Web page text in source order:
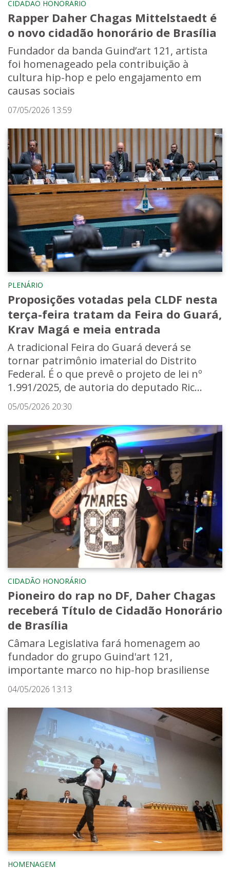
CIDADÃO HONORÁRIO
Rapper Daher Chagas Mittelstaedt é
o novo cidadão honorário de Brasília
Fundador da banda Guind’art 121, artista
foi homenageado pela contribuição à
cultura hip-hop e pelo engajamento em
causas sociais
07/05/2026 13:59
PLENÁRIO
Proposições votadas pela CLDF nesta
terça-feira tratam da Feira do Guará,
Krav Magá e meia entrada
A tradicional Feira do Guará deverá se
tornar patrimônio imaterial do Distrito
Federal. É o que prevê o projeto de lei nº
1.991/2025, de autoria do deputado Ric...
05/05/2026 20:30
CIDADÃO HONORÁRIO
Pioneiro do rap no DF, Daher Chagas
receberá Título de Cidadão Honorário
de Brasília
Câmara Legislativa fará homenagem ao
fundador do grupo Guind'art 121,
importante marco no hip-hop brasiliense
04/05/2026 13:13
HOMENAGEM